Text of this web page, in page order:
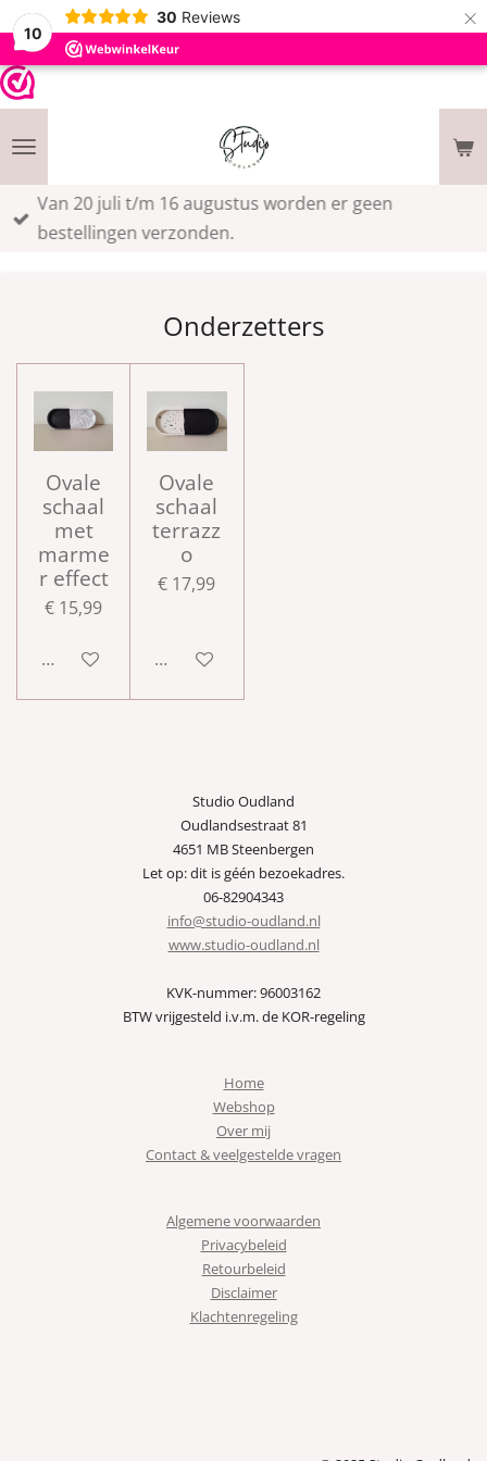
10
30 Reviews ×
Van 20 juli t/m 16 augustus worden er geen
bestellingen verzonden.
Onderzetters
Ovale
schaal
met
marme
r effect
€ 15,99
In winkelwagen
Ovale
schaal
terrazz
o
€ 17,99
In winkelwagen
Studio Oudland
Oudlandsestraat 81
4651 MB Steenbergen
Let op: dit is géén bezoekadres.
06-82904343
info@studio-oudland.nl
www.studio-oudland.nl
KVK-nummer: 96003162
BTW vrijgesteld i.v.m. de KOR-regeling
Home
Webshop
Over mij
Contact & veelgestelde vragen
Algemene voorwaarden
Privacybeleid
Retourbeleid
Disclaimer
Klachtenregeling